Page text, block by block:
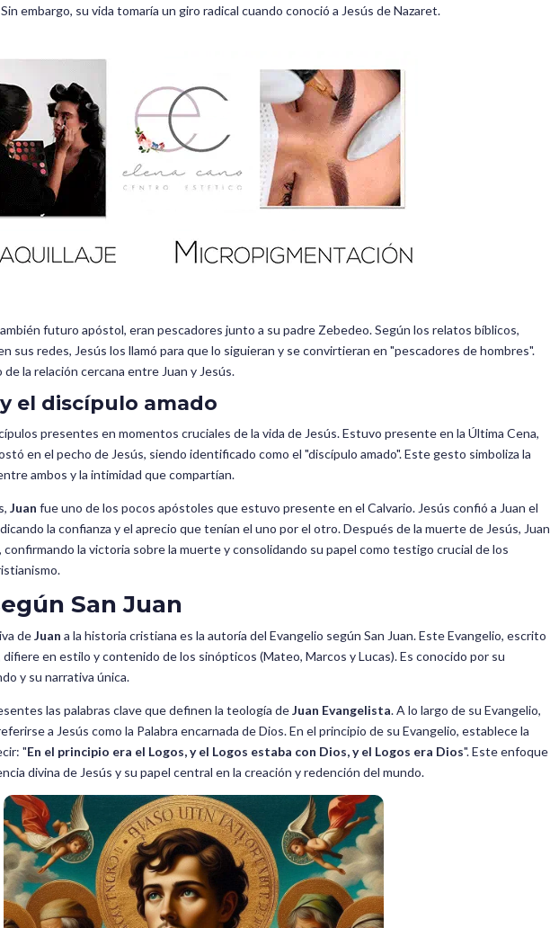
embargo, su vida tomaría un giro radical cuando conoció a Jesús de Nazaret.
futuro apóstol, eran pescadores junto a su padre Zebedeo. Según los relatos bíblicos,
sus redes, Jesús los llamó para que lo siguieran y se convirtieran en "pescadores de hombres".
la relación cercana entre Juan y Jesús.
el discípulo amado
presentes en momentos cruciales de la vida de Jesús. Estuvo presente en la Última Cena,
en el pecho de Jesús, siendo identificado como el "discípulo amado". Este gesto simboliza la
ambos y la intimidad que compartían.
Juan fue uno de los pocos apóstoles que estuvo presente en el Calvario. Jesús confió a Juan el
la confianza y el aprecio que tenían el uno por el otro. Después de la muerte de Jesús, Juan
la victoria sobre la muerte y consolidando su papel como testigo crucial de los
San Juan
deJuan a la historia cristiana es la autoría del Evangelio según San Juan. Este Evangelio, escrito
en estilo y contenido de los sinópticos (Mateo, Marcos y Lucas). Es conocido por su
y su narrativa única.
las palabras clave que definen la teología deJuan Evangelista. A lo largo de su Evangelio,
a Jesús como la Palabra encarnada de Dios. En el principio de su Evangelio, establece la
"En el principio era el Logos, y el Logos estaba con Dios, y el Logos era Dios". Este enfoque
divina de Jesús y su papel central en la creación y redención del mundo.